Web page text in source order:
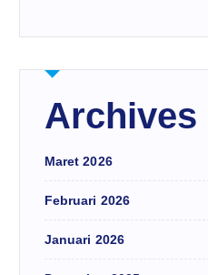
Archives
Maret 2026
Februari 2026
Januari 2026